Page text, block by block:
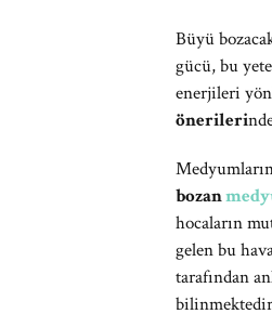
Büyü
gücü, bu
enerjileri
önerileri
bozan
hocaların
gelen bu
tarafından